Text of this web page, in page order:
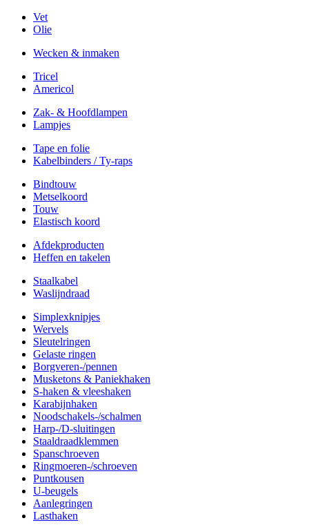
Vet
Olie
Wecken & inmaken
Tricel
Americol
Zak- & Hoofdlampen
Lampjes
Tape en folie
Kabelbinders / Ty-raps
Bindtouw
Metselkoord
Touw
Elastisch koord
Afdekproducten
Heffen en takelen
Staalkabel
Waslijndraad
Simplexknipjes
Wervels
Sleutelringen
Gelaste ringen
Borgveren-/pennen
Musketons & Paniekhaken
S-haken & vleeshaken
Karabijnhaken
Noodschakels-/schalmen
Harp-/D-sluitingen
Staaldraadklemmen
Spanschroeven
Ringmoeren-/schroeven
Puntkousen
U-beugels
Aanlegringen
Lasthaken